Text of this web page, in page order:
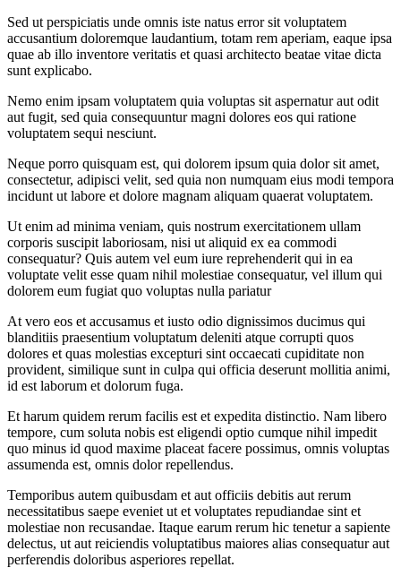
Sed ut perspiciatis unde omnis iste natus error sit voluptatem
accusantium doloremque laudantium, totam rem aperiam, eaque ipsa
quae ab illo inventore veritatis et quasi architecto beatae vitae dicta
sunt explicabo.
Nemo enim ipsam voluptatem quia voluptas sit aspernatur aut odit
aut fugit, sed quia consequuntur magni dolores eos qui ratione
voluptatem sequi nesciunt.
Neque porro quisquam est, qui dolorem ipsum quia dolor sit amet,
consectetur, adipisci velit, sed quia non numquam eius modi tempora
incidunt ut labore et dolore magnam aliquam quaerat voluptatem.
Ut enim ad minima veniam, quis nostrum exercitationem ullam
corporis suscipit laboriosam, nisi ut aliquid ex ea commodi
consequatur? Quis autem vel eum iure reprehenderit qui in ea
voluptate velit esse quam nihil molestiae consequatur, vel illum qui
dolorem eum fugiat quo voluptas nulla pariatur
At vero eos et accusamus et iusto odio dignissimos ducimus qui
blanditiis praesentium voluptatum deleniti atque corrupti quos
dolores et quas molestias excepturi sint occaecati cupiditate non
provident, similique sunt in culpa qui officia deserunt mollitia animi,
id est laborum et dolorum fuga.
Et harum quidem rerum facilis est et expedita distinctio. Nam libero
tempore, cum soluta nobis est eligendi optio cumque nihil impedit
quo minus id quod maxime placeat facere possimus, omnis voluptas
assumenda est, omnis dolor repellendus.
Temporibus autem quibusdam et aut officiis debitis aut rerum
necessitatibus saepe eveniet ut et voluptates repudiandae sint et
molestiae non recusandae. Itaque earum rerum hic tenetur a sapiente
delectus, ut aut reiciendis voluptatibus maiores alias consequatur aut
perferendis doloribus asperiores repellat.